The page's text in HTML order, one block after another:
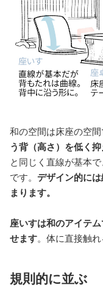
和の空間は床座の空
う背（高さ）を低く
と同じく直線が基本
です。 デザイン的に
まります。
座いすは和のアイテ
せます。体に直接触
規則的に並ぶ